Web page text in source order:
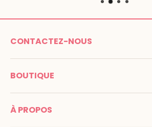
CONTACTEZ-NOUS
MONTESSORI SPIRIT
Promenade Jean Dalba
Tél : 05 53 61 21 26
BOUTIQUE
C G V
Mentions légales
À PROPOS